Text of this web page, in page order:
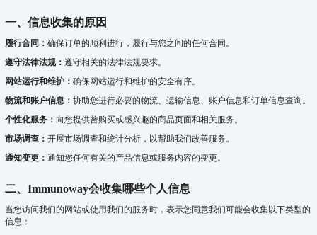
一、信息收集的原因
履行合同： 确保订单的顺利进行，履行与您之间的任何合同。
遵守法律法规： 遵守相关的法律法规要求。
网站运行和维护： 确保网站运行和维护的安全有序。
物流和账户信息： 协助您进行必要的物流、运输信息、账户信息和订单信息查询。
个性化服务： 向您提供曾购买或感兴趣的商品页面和相关服务。
市场调查： 开展市场调查和统计分析，以帮助我们改善服务。
通知变更： 通知您任何有关的产品信息或服务内容的变更。
二、Immunoway会收集哪些个人信息
当您访问我们的网站或使用我们的服务时，表示您同意我们可能会收集以下类型的
信息：